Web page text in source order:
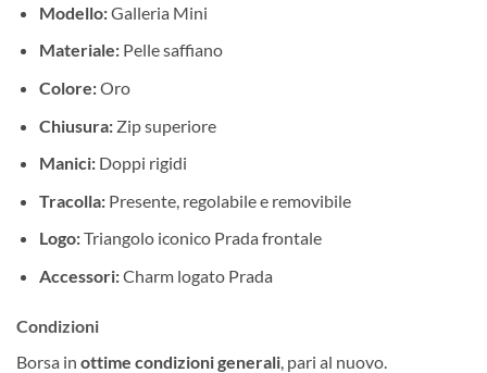
Modello:Galleria Mini
Materiale:Pelle saffiano
Colore:Oro
Chiusura:Zip superiore
Manici:Doppi rigidi
Tracolla:Presente, regolabile e removibile
Logo:Triangolo iconico Prada frontale
Accessori:Charm logato Prada
Condizioni
Borsa in ottime condizioni generali, pari al nuovo.